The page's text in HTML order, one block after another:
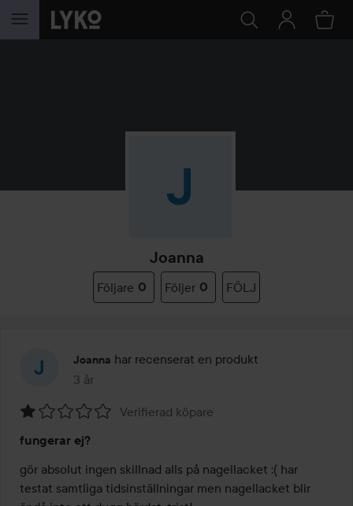
HOPPA TILL INNEHÅLLET
Joanna
Följare 0 Följer 0 FÖLJ
Joanna har recenserat en produkt
3 år
Inlägget skapades 3 år
1
av
5
Verifierad köpare
fungerar ej?
gör absolut ingen skillnad alls på nagellacket :( har
testat samtliga tidsinställningar men nagellacket blir